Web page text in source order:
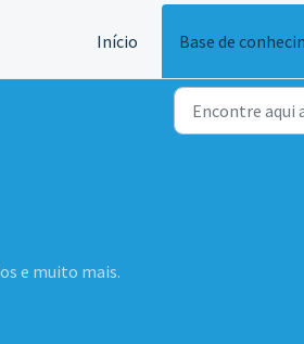
Início Base de
e muito mais.